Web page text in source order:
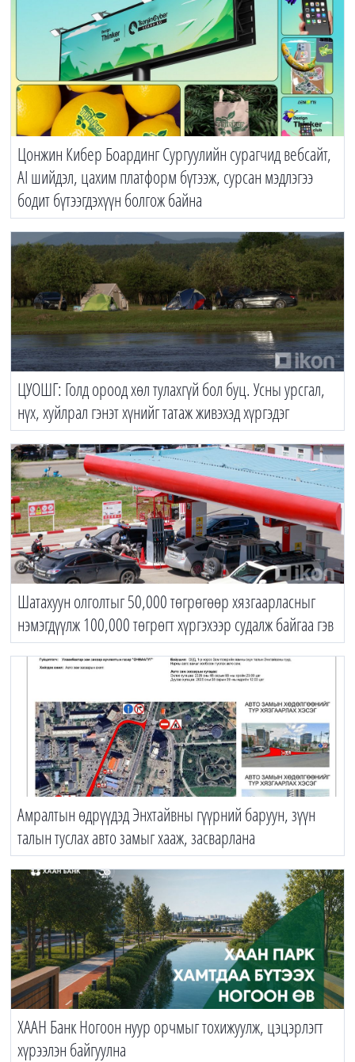
Цонжин Кибер Боардинг Сургуулийн сурагчид вебсайт,
AI шийдэл, цахим платформ бүтээж, сурсан мэдлэгээ
бодит бүтээгдэхүүн болгож байна
ЦУОШГ: Голд ороод хөл тулахгүй бол буц. Усны урсгал,
нүх, хуйлрал гэнэт хүнийг татаж живэхэд хүргэдэг
Шатахуун олголтыг 50,000 төгрөгөөр хязгаарласныг
нэмэгдүүлж 100,000 төгрөгт хүргэхээр судалж байгаа гэв
Амралтын өдрүүдэд Энхтайвны гүүрний баруун, зүүн
талын туслах авто замыг хааж, засварлана
ХААН Банк Ногоон нуур орчмыг тохижуулж, цэцэрлэгт
хүрээлэн байгуулна